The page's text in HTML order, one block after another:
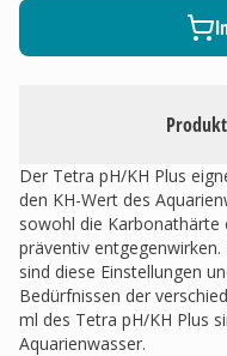
Der Tetra pH/KH Plus
den KH-Wert des
sowohl die Karbonathärte
präventiv
sind diese Einstellungen
Bedürfnissen der
ml des Tetra pH/KH Plus
Aquarienwasser.